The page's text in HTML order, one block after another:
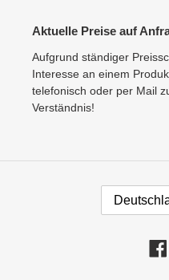
Aktuelle Preise auf
Aufgrund ständiger
Interesse an einem
telefonisch oder per Mail
Verständnis!